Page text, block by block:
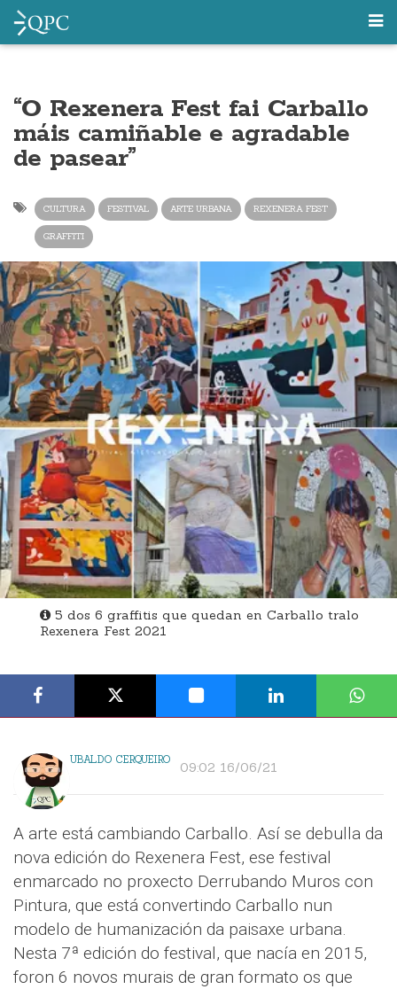
“O Rexenera Fest fai Carballo
máis camiñable e agradable
de pasear”
CULTURA FESTIVAL ARTE URBANA REXENERA FEST
GRAFFITI
5 dos 6 graffitis que quedan en Carballo tralo
Rexenera Fest 2021
UBALDO CERQUEIRO 09:02 16/06/21
A arte está cambiando Carballo. Así se debulla da
nova edición do Rexenera Fest, ese festival
enmarcado no proxecto Derrubando Muros con
Pintura, que está convertindo Carballo nun
modelo de humanización da paisaxe urbana.
Nesta 7ª edición do festival, que nacía en 2015,
foron 6 novos murais de gran formato os que